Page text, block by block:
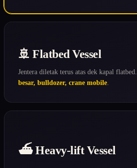
🚢 Flatbed Vessel
Jentera diletak terus atas dek kapal flatbed.
besar, bulldozer, crane mobile.
⛴️ Heavy-lift Vessel